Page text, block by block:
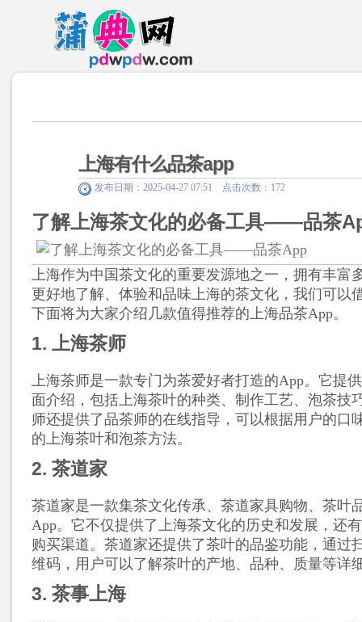
上海有什么品茶app
发布日期：2025-04-27 07:51 点击次数：172
了解上海茶文化的必备工具——品茶
上海作为中国茶文化的重要发源地之一，拥有丰富
更好地了解、体验和品味上海的茶文化，我们可以
下面将为大家介绍几款值得推荐的上海品茶App。
1. 上海茶师
上海茶师是一款专门为茶爱好者打造的App。它提
面介绍，包括上海茶叶的种类、制作工艺、泡茶技
师还提供了品茶师的在线指导，可以根据用户的口
的上海茶叶和泡茶方法。
2. 茶道家
茶道家是一款集茶文化传承、茶道家具购物、茶叶
App。它不仅提供了上海茶文化的历史和发展，还
购买渠道。茶道家还提供了茶叶的品鉴功能，通过
维码，用户可以了解茶叶的产地、品种、质量等详
3. 茶事上海